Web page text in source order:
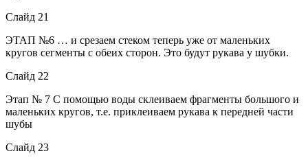
Слайд 21
ЭТАП №6 … и срезаем стеком теперь уже от маленьких
кругов сегменты с обеих сторон. Это будут рукава у шубки.
Слайд 22
Этап № 7 С помощью воды склеиваем фрагменты большого и
маленьких кругов, т.е. приклеиваем рукава к передней части
шубы
Слайд 23